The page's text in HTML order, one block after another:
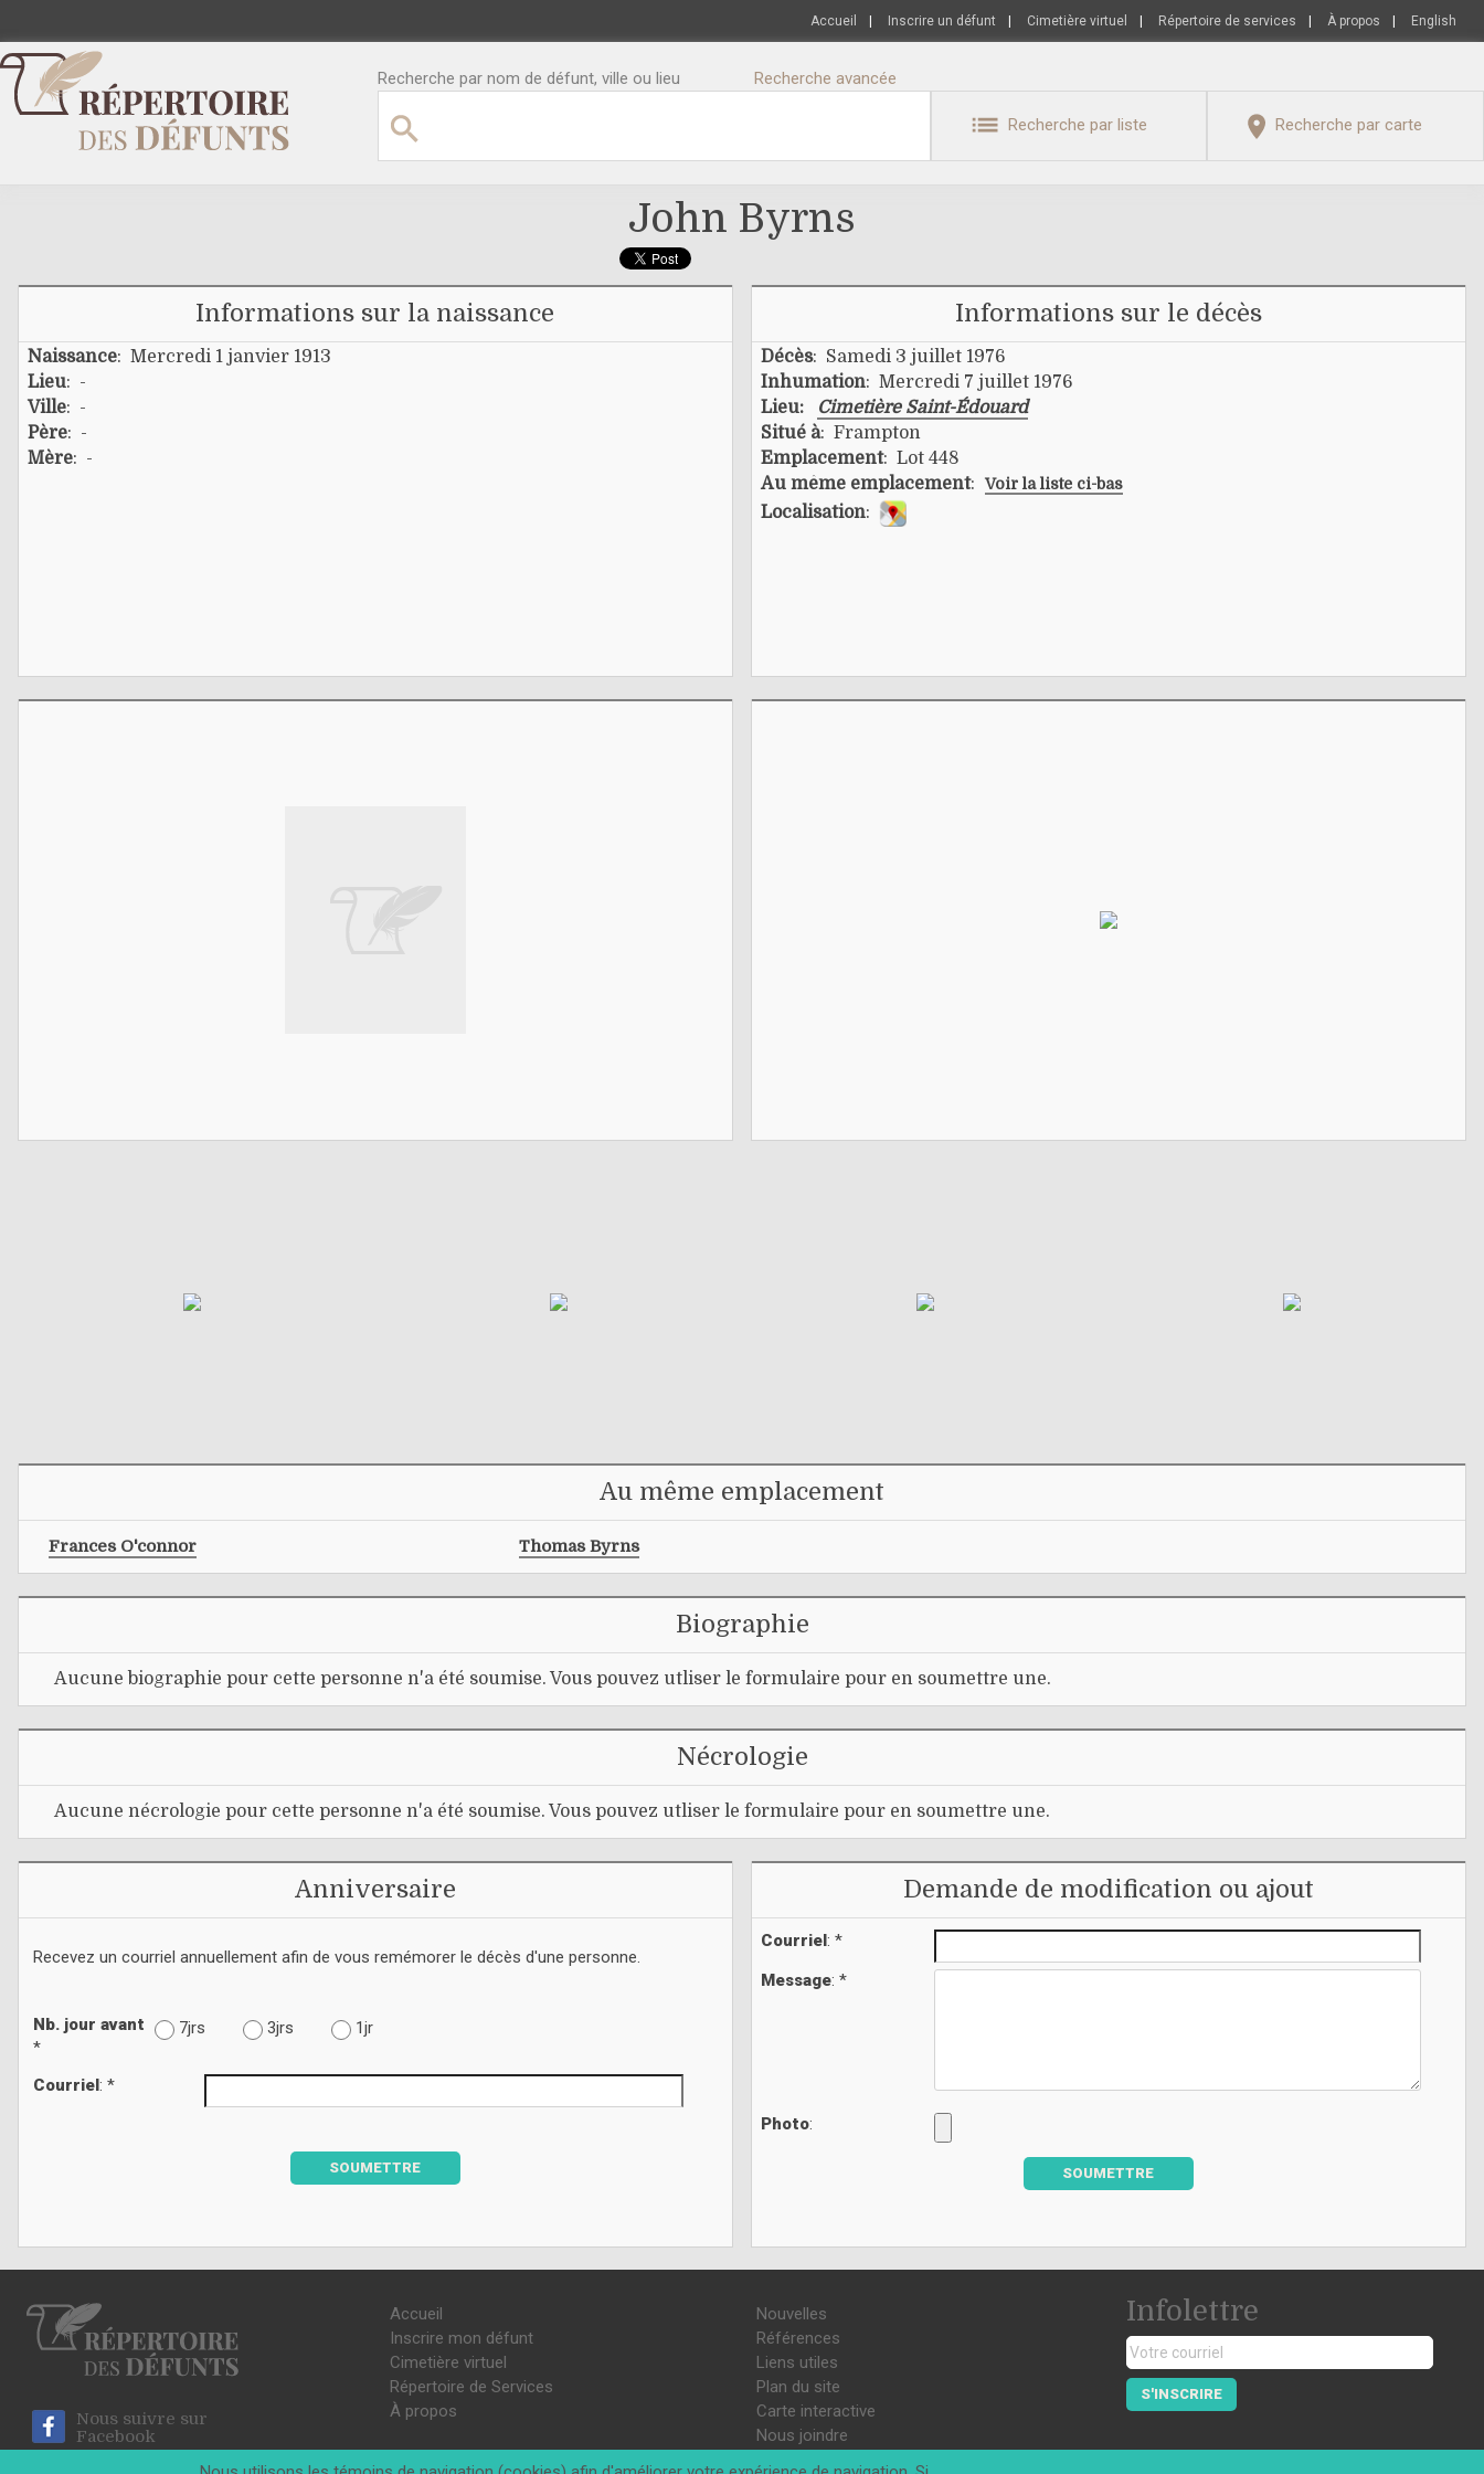
Accueil Inscrire un défunt Cimetière virtuel Répertoire de services À propos English
Recherche par nom de défunt, ville ou lieu Recherche avancée
Recherche par liste Recherche par carte
John Byrns
Informations sur la naissance
Naissance: Mercredi 1 janvier 1913
Lieu: -
Ville: -
Père: -
Mère: -
Informations sur le décès
Décès: Samedi 3 juillet 1976
Inhumation: Mercredi 7 juillet 1976
Lieu:
Cimetière Saint-Édouard
Situé à: Frampton
Emplacement: Lot 448
Au même emplacement: Voir la liste ci-bas
Localisation:
Au même emplacement
Frances O'connor Thomas Byrns
Biographie
Aucune biographie pour cette personne n'a été soumise. Vous pouvez utliser le formulaire pour en soumettre une.
Nécrologie
Aucune nécrologie pour cette personne n'a été soumise. Vous pouvez utliser le formulaire pour en soumettre une.
Anniversaire
Recevez un courriel annuellement afin de vous remémorer le décès d'une personne.
Nb. jour avant
*
7jrs 3jrs 1jr
Courriel: *
SOUMETTRE
Demande de modification ou ajout
Courriel: *
Message: *
Photo:
SOUMETTRE
Nous suivre sur
Facebook
Accueil
Inscrire mon défunt
Cimetière virtuel
Répertoire de Services
À propos
Nouvelles
Références
Liens utiles
Plan du site
Carte interactive
Nous joindre
Infolettre
S'INSCRIRE